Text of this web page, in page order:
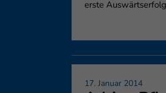
erste
17. Januar 2014